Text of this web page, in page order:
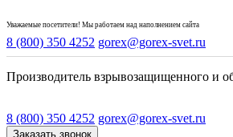
Уважаемые посетители! Мы работаем над наполнением сайта
8 (800) 350 4252 gorex@gorex-svet.ru
Производитель взрывозащищенного и
8 (800) 350 4252 gorex@gorex-svet.ru
Заказать звонок